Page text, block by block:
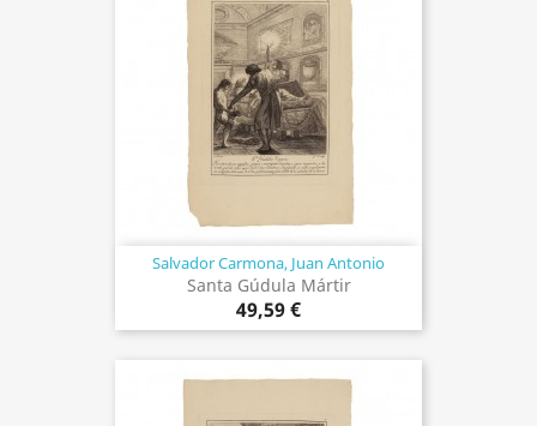
Salvador Carmona, Juan Antonio
Santa Gúdula Mártir
49,59 €